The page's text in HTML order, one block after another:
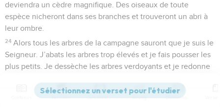
deviendra un cèdre magnifique. Des oiseaux de toute
espèce nicheront dans ses branches et trouveront un abri à
leur ombre.
24 Alors tous les arbres de la campagne sauront que je suis le
Seigneur. J’abats les arbres trop élevés et je fais pousser les
plus petits. Je dessèche les arbres verdoyants et je redonne
parle, et je fais ce que je dis. »
Versions Commentaires Strong